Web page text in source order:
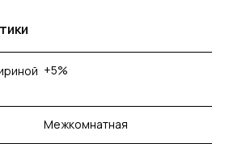
+5%
Межкомнатная